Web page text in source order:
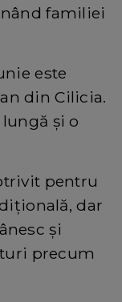
familiei
este
din Cilicia.
și o
pentru
dar
și
precum